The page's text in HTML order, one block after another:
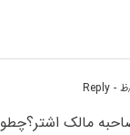
- Reply
مالک